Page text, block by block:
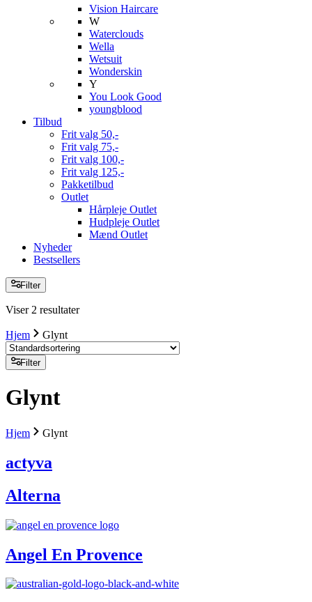
Vision Haircare
W
Waterclouds
Wella
Wetsuit
Wonderskin
Y
You Look Good
youngblood
Tilbud
Frit valg 50,-
Frit valg 75,-
Frit valg 100,-
Frit valg 125,-
Pakketilbud
Outlet
Hårpleje Outlet
Hudpleje Outlet
Mænd Outlet
Nyheder
Bestsellers
Filter
Viser 2 resultater
Hjem Glynt
Filter
Glynt
Hjem Glynt
actyva
Alterna
Angel En Provence